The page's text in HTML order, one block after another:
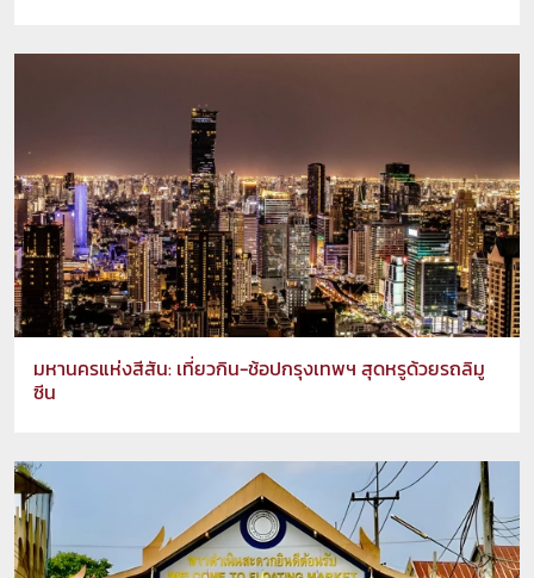
มหานครแห่งสีสัน: เที่ยวกิน-ช้อปกรุงเทพฯ สุดหรูด้วยรถลิมู
ซีน